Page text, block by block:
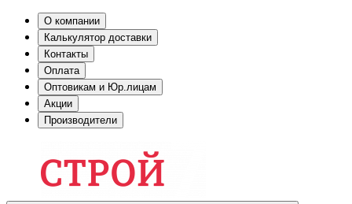
О компании
Калькулятор доставки
Контакты
Оплата
Оптовикам и Юр.лицам
Акции
Производители